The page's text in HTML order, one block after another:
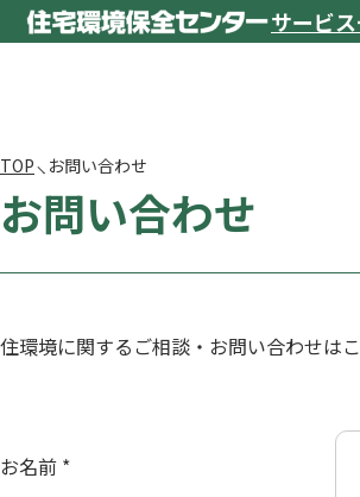
サービ
TOP お問い合わせ
お問い合わせ
住環境に関するご相談・お問い合わせは
お名前 *